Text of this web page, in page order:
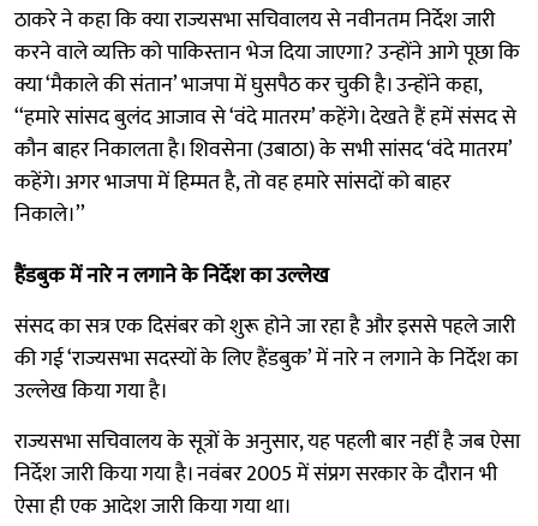
ठाकरे ने कहा कि क्या राज्यसभा सचिवालय से नवीनतम निर्देश जारी
करने वाले व्यक्ति को पाकिस्तान भेज दिया जाएगा? उन्होंने आगे पूछा कि
क्या ‘मैकाले की संतान’ भाजपा में घुसपैठ कर चुकी है। उन्होंने कहा,
‘‘हमारे सांसद बुलंद आजाव से ‘वंदे मातरम’ कहेंगे। देखते हैं हमें संसद से
कौन बाहर निकालता है। शिवसेना (उबाठा) के सभी सांसद ‘वंदे मातरम’
कहेंगे। अगर भाजपा में हिम्मत है, तो वह हमारे सांसदों को बाहर
निकाले।’’
हैंडबुक में नारे न लगाने के निर्देश का उल्लेख
संसद का सत्र एक दिसंबर को शुरू होने जा रहा है और इससे पहले जारी
की गई ‘राज्यसभा सदस्यों के लिए हैंडबुक’ में नारे न लगाने के निर्देश का
उल्लेख किया गया है।
राज्यसभा सचिवालय के सूत्रों के अनुसार, यह पहली बार नहीं है जब ऐसा
निर्देश जारी किया गया है। नवंबर 2005 में संप्रग सरकार के दौरान भी
ऐसा ही एक आदेश जारी किया गया था।